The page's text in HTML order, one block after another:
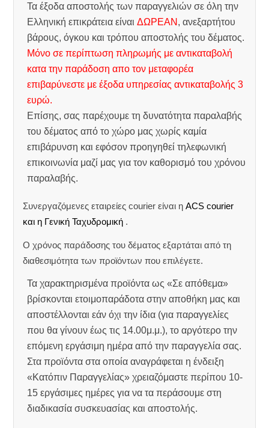
Τα έξοδα αποστολής των παραγγελιών σε όλη την
Ελληνική επικράτεια είναιΔΩΡΕΑΝ , ανεξαρτήτου
βάρους, όγκου και τρόπου αποστολής του δέματος.
Μόνο σε περίπτωση πληρωμής με αντικαταβολή
κατα την παράδοση απο τον μεταφορέα
επιβαρύνεστε με έξοδα υπηρεσίας αντικαταβολής 3
ευρώ.
Επίσης, σας παρέχουμε τη δυνατότητα παραλαβής
του δέματος από το χώρο μας χωρίς καμία
επιβάρυνση και εφόσον προηγηθεί τηλεφωνική
επικοινωνία μαζί μας για τον καθορισμό του χρόνου
παραλαβής.
Συνεργαζόμενες εταιρείες courier είναι ηACS courier
και η Γενική Ταχυδρομική .
Ο χρόνος παράδοσης του δέματος εξαρτάται από τη
διαθεσιμότητα των προϊόντων που επιλέγετε.
Τα χαρακτηρισμένα προϊόντα ως «Σε απόθεμα»
βρίσκονται ετοιμοπαράδοτα στην αποθήκη μας και
αποστέλλονται εάν όχι την ίδια (για παραγγελίες
που θα γίνουν έως τις 14.00μ.μ.), το αργότερο την
επόμενη εργάσιμη ημέρα από την παραγγελία σας.
Στα προϊόντα στα οποία αναγράφεται η ένδειξη
«Κατόπιν Παραγγελίας» χρειαζόμαστε περίπου 10-
15 εργάσιμες ημέρες για να τα περάσουμε στη
διαδικασία συσκευασίας και αποστολής.